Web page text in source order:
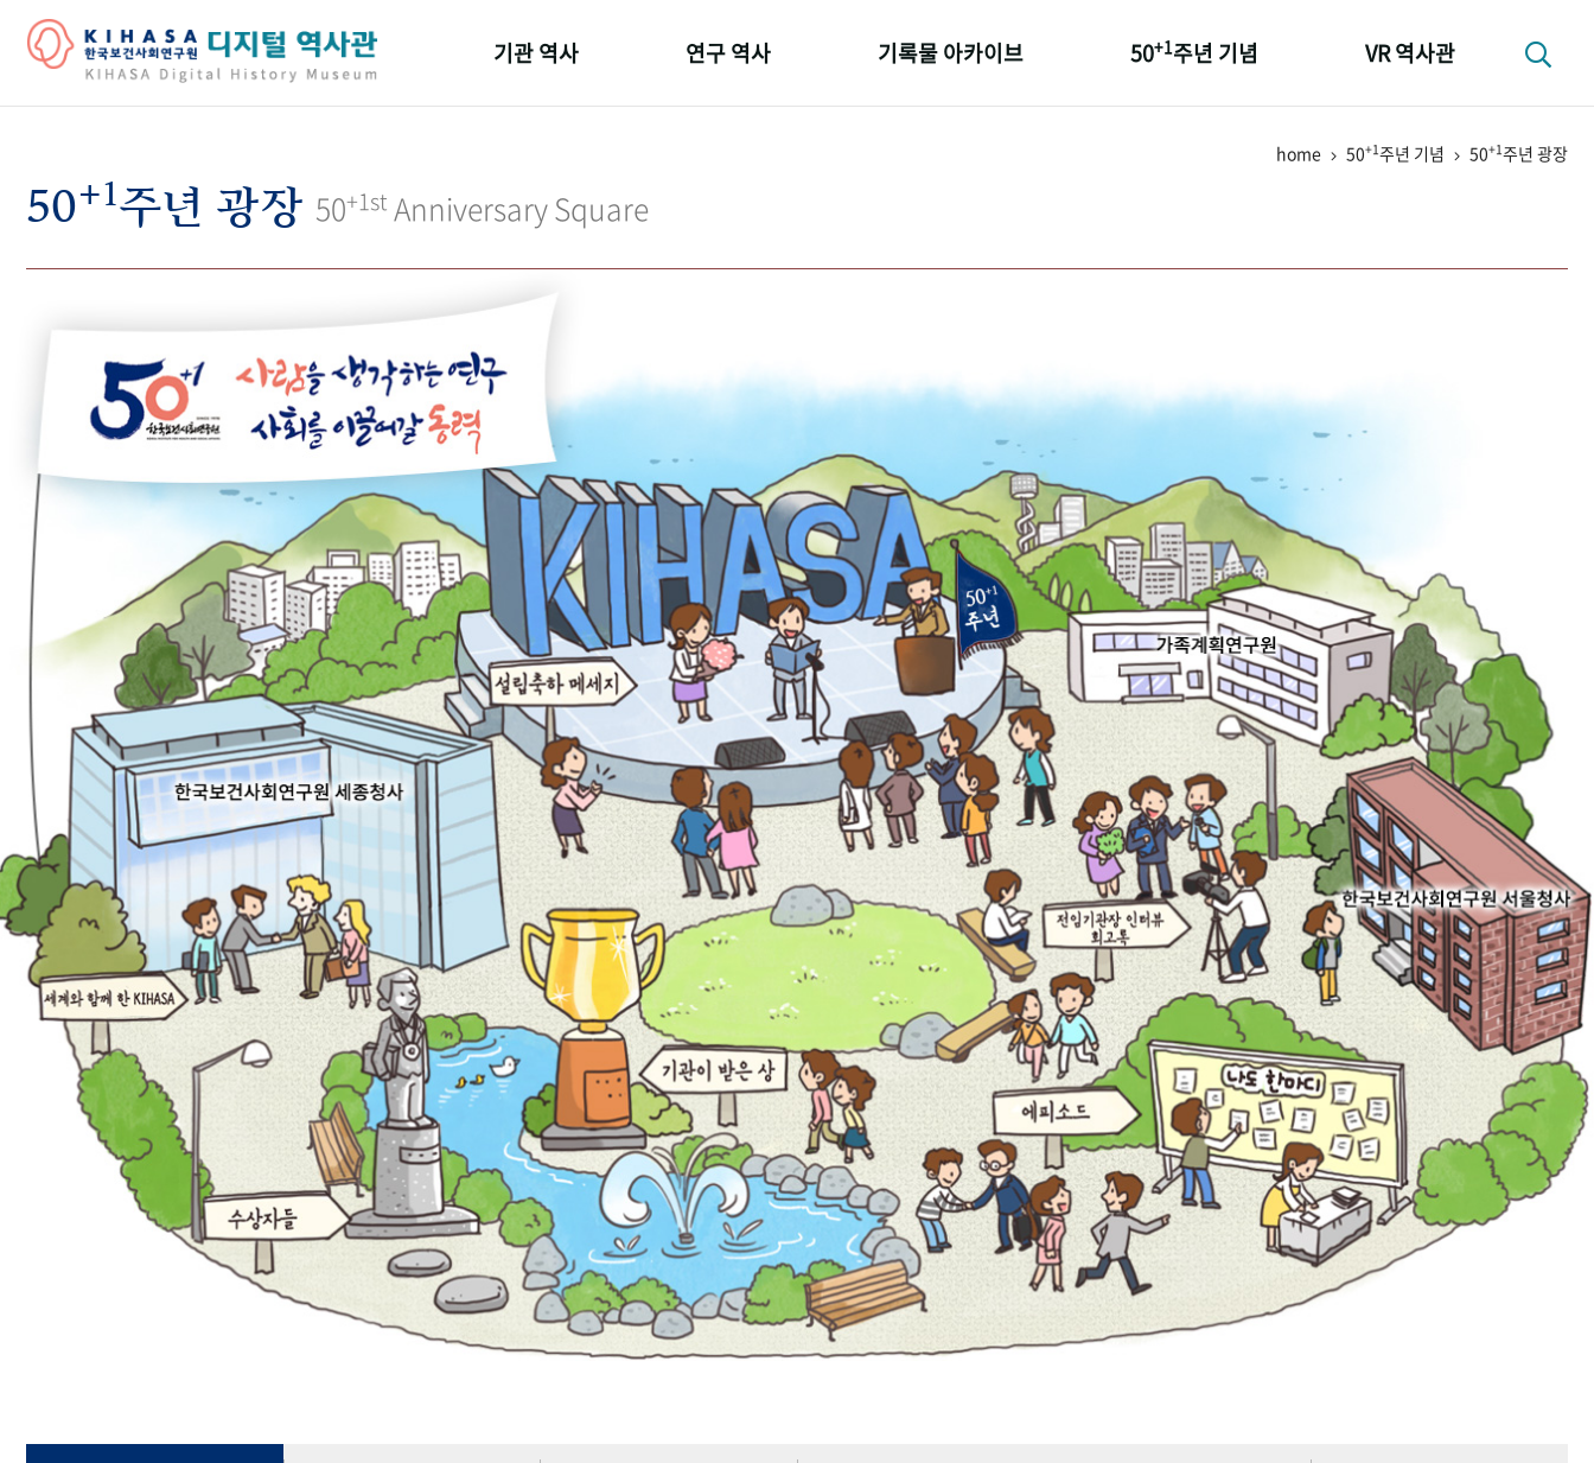
기관 역사
역대 기관장
연구 역사 기록물 아카이브 50+1주년 기념 VR 역사관
home 50+1주년 기념 50+1주년 광장
50+1주년 광장 50+1st Anniversary Square